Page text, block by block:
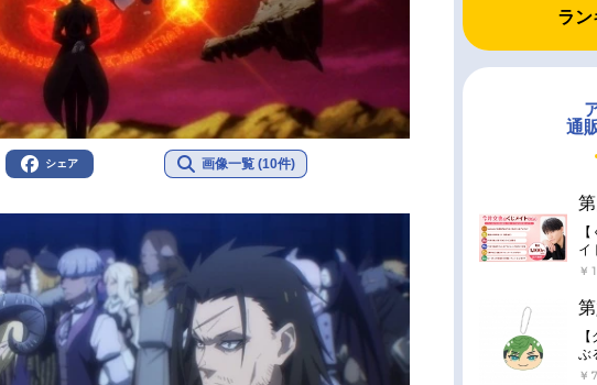
シェア 画像一覧 (10件)
ラン
通
第
イ
馴
￥
第
ぶ
に
￥